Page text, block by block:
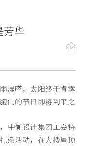
芳华
嗒，太阳终于肯露
们的节日即将到来之
中衡设计集团工会特
染活动，在大楼屋顶